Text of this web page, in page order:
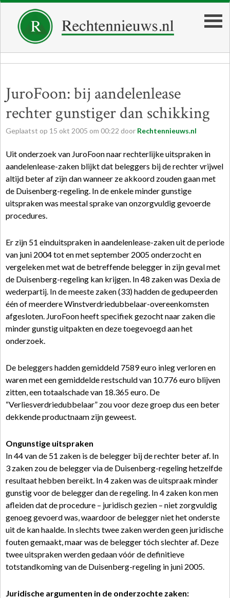
JuroFoon: bij aandelenlease
rechter gunstiger dan schikking
Geplaatst op 15 okt 2005 om 00:22 door Rechtennieuws.nl
Uit onderzoek van JuroFoon naar rechterlijke uitspraken in
aandelenlease-zaken blijkt dat beleggers bij de rechter vrijwel
altijd beter af zijn dan wanneer ze akkoord zouden gaan met
de Duisenberg-regeling. In de enkele minder gunstige
uitspraken was meestal sprake van onzorgvuldig gevoerde
procedures.
Er zijn 51 einduitspraken in aandelenlease-zaken uit de periode
van juni 2004 tot en met september 2005 onderzocht en
vergeleken met wat de betreffende belegger in zijn geval met
de Duisenberg-regeling kan krijgen. In 48 zaken was Dexia de
wederpartij. In de meeste zaken (33) hadden de gedupeerden
één of meerdere Winstverdriedubbelaar-overeenkomsten
afgesloten. JuroFoon heeft specifiek gezocht naar zaken die
minder gunstig uitpakten en deze toegevoegd aan het
onderzoek.
De beleggers hadden gemiddeld 7589 euro inleg verloren en
waren met een gemiddelde restschuld van 10.776 euro blijven
zitten, een totaalschade van 18.365 euro. De
“Verliesverdriedubbelaar” zou voor deze groep dus een beter
dekkende productnaam zijn geweest.
Ongunstige uitspraken
In 44 van de 51 zaken is de belegger bij de rechter beter af. In
3 zaken zou de belegger via de Duisenberg-regeling hetzelfde
resultaat hebben bereikt. In 4 zaken was de uitspraak minder
gunstig voor de belegger dan de regeling. In 4 zaken kon men
afleiden dat de procedure – juridisch gezien – niet zorgvuldig
genoeg gevoerd was, waardoor de belegger niet het onderste
uit de kan haalde. In slechts twee zaken werden geen juridische
fouten gemaakt, maar was de belegger tóch slechter af. Deze
twee uitspraken werden gedaan vóór de definitieve
totstandkoming van de Duisenberg-regeling in juni 2005.
Juridische argumenten in de onderzochte zaken: